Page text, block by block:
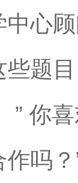
中心
些题
” 你
吗？